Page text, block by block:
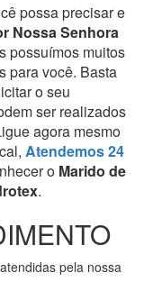
possa precisar e
Nossa Senhora
possuímos muitos
para você. Basta
o seu
ser realizados
agora mesmo
Atendemos 24
o Marido de
.
pela nossa